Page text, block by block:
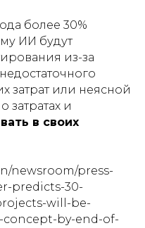
более 30%
ИИ будут
из-за
затрат или неясной
и
в своих
newsroom/press-
predicts-30-
will-be-
by-end-of-